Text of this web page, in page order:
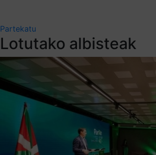
Partekatu
Lotutako albisteak